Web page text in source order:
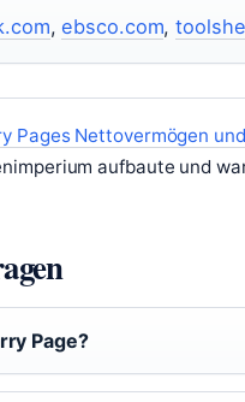
,ebsco.com,
Pages Nettovermögen
aufbaute und
Page?